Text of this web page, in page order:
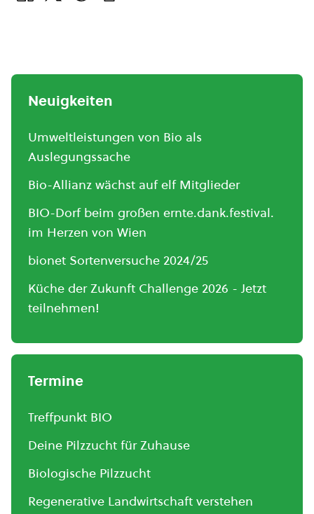
Neuigkeiten
Umweltleistungen von Bio als
Auslegungssache
Bio-Allianz wächst auf elf Mitglieder
BIO-Dorf beim großen ernte.dank.festival.
im Herzen von Wien
bionet Sortenversuche 2024/25
Küche der Zukunft Challenge 2026 - Jetzt
teilnehmen!
Termine
Treffpunkt BIO
Deine Pilzzucht für Zuhause
Biologische Pilzzucht
Regenerative Landwirtschaft verstehen